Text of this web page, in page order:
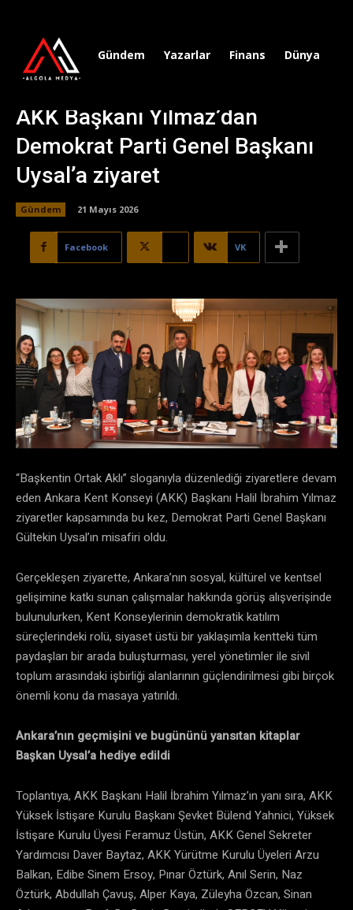
Gündem Yazarlar Finans Dünya
AKK Başkanı Yılmaz’dan
Demokrat Parti Genel Başkanı
Uysal’a ziyaret
Gündem 21 Mayıs 2026
Facebook VK
“Başkentin Ortak Aklı” sloganıyla düzenlediği ziyaretlere devam
eden Ankara Kent Konseyi (AKK) Başkanı Halil İbrahim Yılmaz
ziyaretler kapsamında bu kez, Demokrat Parti Genel Başkanı
Gültekin Uysal’ın misafiri oldu.
Gerçekleşen ziyarette, Ankara’nın sosyal, kültürel ve kentsel
gelişimine katkı sunan çalışmalar hakkında görüş alışverişinde
bulunulurken, Kent Konseylerinin demokratik katılım
süreçlerindeki rolü, siyaset üstü bir yaklaşımla kentteki tüm
paydaşları bir arada buluşturması, yerel yönetimler ile sivil
toplum arasındaki işbirliği alanlarının güçlendirilmesi gibi birçok
önemli konu da masaya yatırıldı.
Ankara’nın geçmişini ve bugününü yansıtan kitaplar
Başkan Uysal’a hediye edildi
Toplantıya, AKK Başkanı Halil İbrahim Yılmaz’ın yanı sıra, AKK
Yüksek İstişare Kurulu Başkanı Şevket Bülend Yahnici, Yüksek
İstişare Kurulu Üyesi Feramuz Üstün, AKK Genel Sekreter
Yardımcısı Daver Baytaz, AKK Yürütme Kurulu Üyeleri Arzu
Balkan, Edibe Sinem Ersoy, Pınar Öztürk, Anıl Serin, Naz
Öztürk, Abdullah Çavuş, Alper Kaya, Züleyha Özcan, Sinan